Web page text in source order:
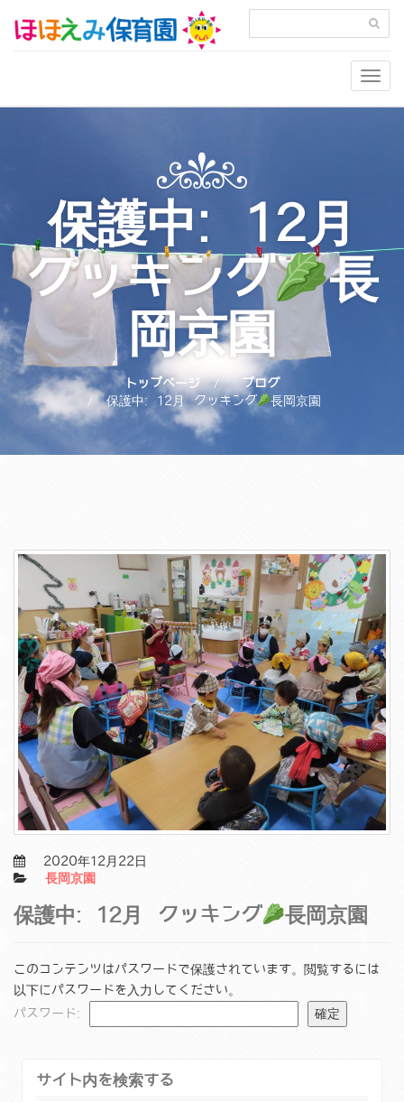
保護中: 12月
クッキング
長
岡京園
トップページ
ブログ
保護中: 12月 クッキング
長岡京園
2020年12月22日
長岡京園
保護中: 12月 クッキング 長岡京園
このコンテンツはパスワードで保護されています。閲覧するには
以下にパスワードを入力してください。
パスワード:
サイト内を検索する